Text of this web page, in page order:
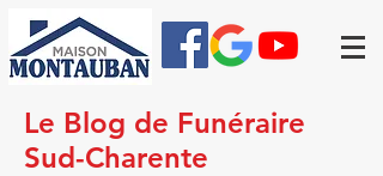
Le Blog de Funéraire
Sud-Charente